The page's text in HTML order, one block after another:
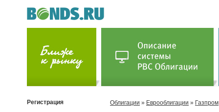
Облигации » Еврооблигации » Газпром
Регистрация